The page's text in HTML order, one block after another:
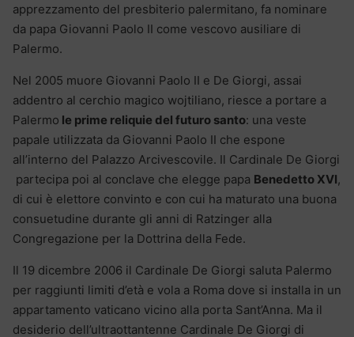
apprezzamento del presbiterio palermitano, fa nominare
da papa Giovanni Paolo II come vescovo ausiliare di
Palermo.
Nel 2005 muore Giovanni Paolo II e De Giorgi, assai
addentro al cerchio magico wojtiliano, riesce a portare a
Palermo le prime reliquie del futuro santo: una veste
papale utilizzata da Giovanni Paolo II che espone
all’interno del Palazzo Arcivescovile. Il Cardinale De Giorgi
partecipa poi al conclave che elegge papa Benedetto XVI,
di cui è elettore convinto e con cui ha maturato una buona
consuetudine durante gli anni di Ratzinger alla
Congregazione per la Dottrina della Fede.
Il 19 dicembre 2006 il Cardinale De Giorgi saluta Palermo
per raggiunti limiti d’età e vola a Roma dove si installa in un
appartamento vaticano vicino alla porta Sant’Anna. Ma il
desiderio dell’ultraottantenne Cardinale De Giorgi di